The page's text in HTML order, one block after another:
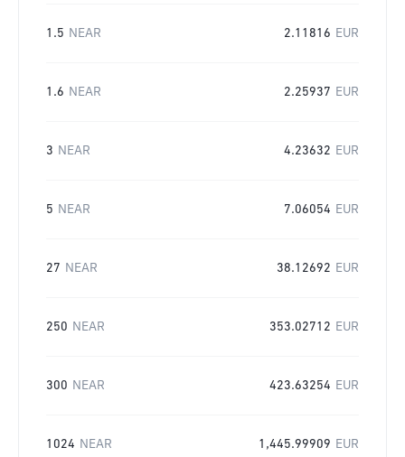
1.5 NEAR 2.11816 EUR
1.6 NEAR 2.25937 EUR
3 NEAR 4.23632 EUR
5 NEAR 7.06054 EUR
27 NEAR 38.12692 EUR
250 NEAR 353.02712 EUR
300 NEAR 423.63254 EUR
1024 NEAR 1,445.99909 EUR